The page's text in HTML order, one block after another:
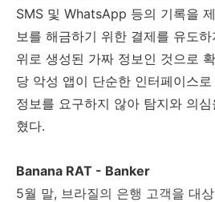
SMS 및 WhatsApp 등의 기록을
보를 해금하기 위한 결제를 유도
위로 생성된 가짜 정보인 것으로
당 악성 앱이 단순한 인터페이스
정보를 요구하지 않아 탐지와 의
혔다.
Banana RAT - Banker
5월 말, 브라질의 은행 고객을 대